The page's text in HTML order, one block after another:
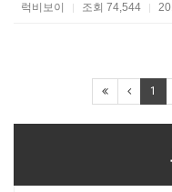
럭비보이 | 조회 74,544 |
1